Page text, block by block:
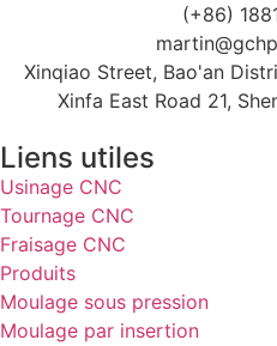
(+86)
Xinqiao Street, Bao'an
Xinfa East Road 21,
Liens utiles
Usinage CNC
Tournage CNC
Fraisage CNC
Produits
Moulage sous pression
Moulage par insertion